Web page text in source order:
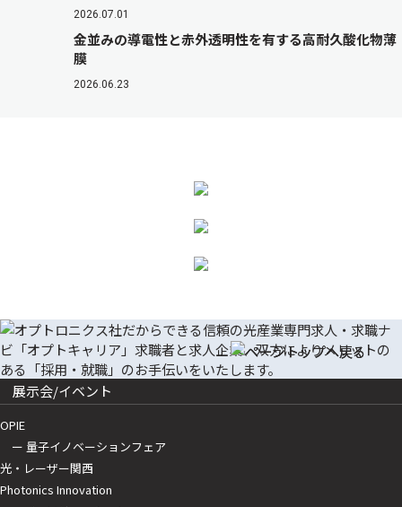
2026.07.01
金並みの導電性と赤外透明性を有する高耐久酸化物薄
膜
2026.06.23
展示会/イベント
OPIE
ー 量子イノベーションフェア
光・レーザー関西
Photonics Innovation